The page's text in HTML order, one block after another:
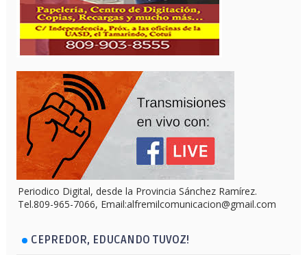
Periodico Digital, desde la Provincia Sánchez Ramírez.
Tel.809-965-7066, Email:alfremilcomunicacion@gmail.com
CEPREDOR, EDUCANDO TUVOZ!